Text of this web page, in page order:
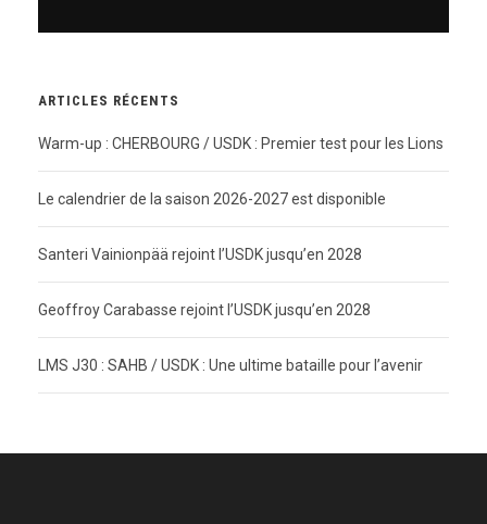
ARTICLES RÉCENTS
Warm-up : CHERBOURG / USDK : Premier test pour les Lions
Le calendrier de la saison 2026-2027 est disponible
Santeri Vainionpää rejoint l’USDK jusqu’en 2028
Geoffroy Carabasse rejoint l’USDK jusqu’en 2028
LMS J30 : SAHB / USDK : Une ultime bataille pour l’avenir